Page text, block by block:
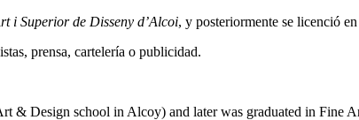
i Superior de Disseny d’Alcoi, y posteriormente se licenció
prensa, cartelería o publicidad.
& Design school in Alcoy) and later was graduated in Fine